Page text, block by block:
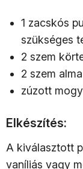
1 zacskós
szükséges
2 szem
2 szem alma
zúzott
Elkészítés:
A kiválasztott
vaníliás vagy